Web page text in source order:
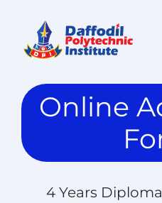
Online
4 Years